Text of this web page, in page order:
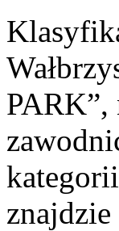
PARK”,
znajdzie